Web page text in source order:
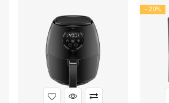
-20%